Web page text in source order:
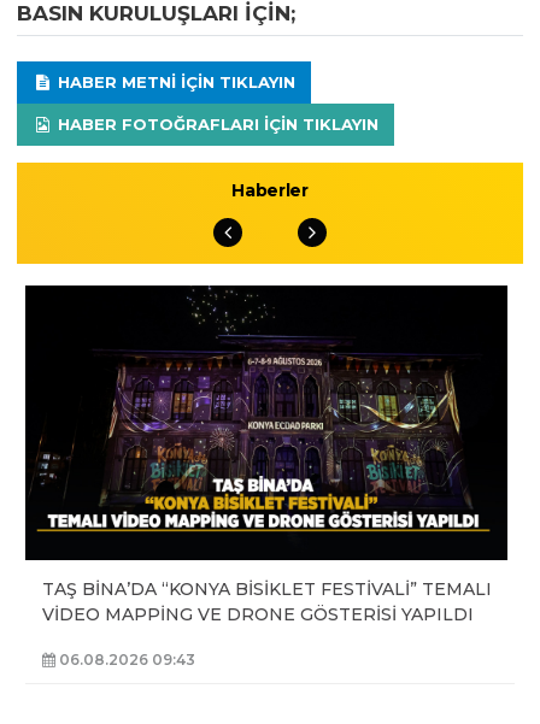
BASIN KURULUŞLARI IÇIN;
HABER METNI IÇIN TIKLAYIN
HABER FOTOĞRAFLARI IÇIN TIKLAYIN
Haberler
TAŞ BİNA’DA “KONYA BİSİKLET FESTİVALİ” TEMALI
VİDEO MAPPİNG VE DRONE GÖSTERİSİ YAPILDI
06.08.2026 09:43